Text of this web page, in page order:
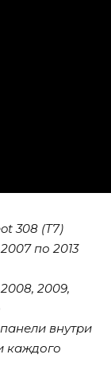
308 (T7)
по 2013
2009,
внутри
каждого